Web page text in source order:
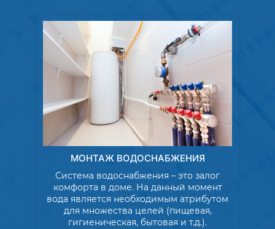
Связаться с нами
МОНТАЖ ВОДОСНАБЖЕНИЯ
Система водоснабжения – это залог
комфорта в доме. На данный момент
вода является необходимым атрибутом
для множества целей (пищевая,
гигиеническая, бытовая и т.д.).